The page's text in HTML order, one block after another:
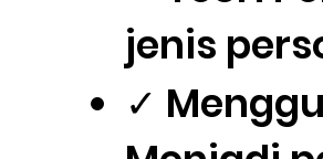
jenis
✓